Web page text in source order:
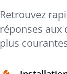
Retrouvez
réponses aux
plus